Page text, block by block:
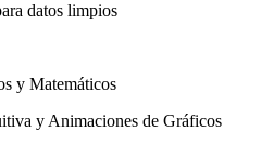
datos limpios
y Matemáticos
y Animaciones de Gráficos